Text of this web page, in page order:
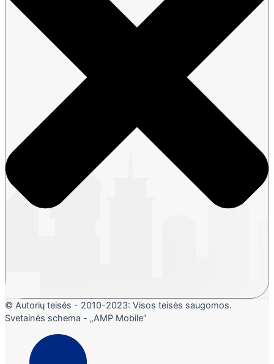
© Autorių teisės - 2010-2023: Visos teisės saugomos.
Svetainės schema - „AMP Mobile“